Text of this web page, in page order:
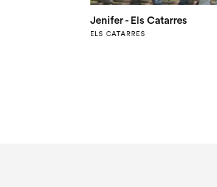
Jenifer - Els Catarres
ELS CATARRES